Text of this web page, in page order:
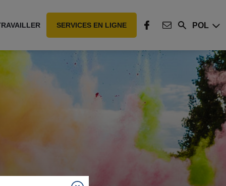
SERVICES EN LIGNE
FACEBOOK
CONTACT
Rechercher
POL